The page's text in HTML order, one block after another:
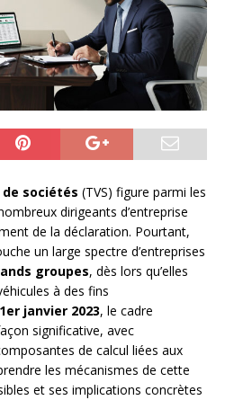
sociétés (TVS) figure parmi les
dirigeants d’entreprise
de la déclaration. Pourtant,
un large spectre d’entreprises
groupes, dès lors qu’elles
à des fins
1er janvier 2023, le cadre
significative, avec
de calcul liées aux
les mécanismes de cette
et ses implications concrètes